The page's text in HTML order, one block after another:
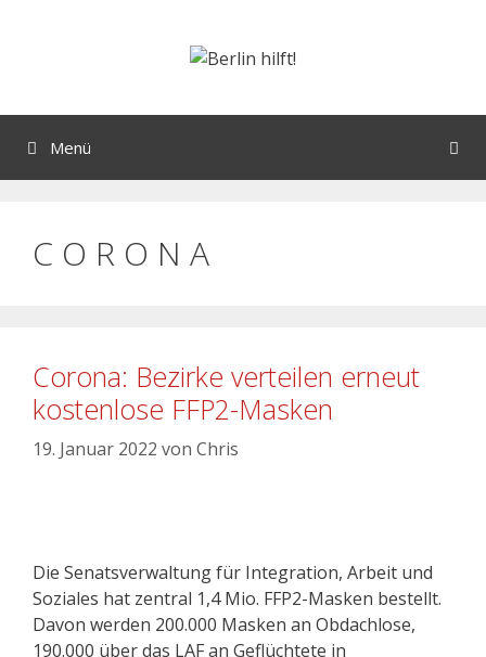
Menü
C O R O N A
Corona: Bezirke verteilen erneut
kostenlose FFP2-Masken
19. Januar 2022 von Chris
Die Senatsverwaltung für Integration, Arbeit und
Soziales hat zentral 1,4 Mio. FFP2-Masken bestellt.
Davon werden 200.000 Masken an Obdachlose,
190.000 über das LAF an Geflüchtete in